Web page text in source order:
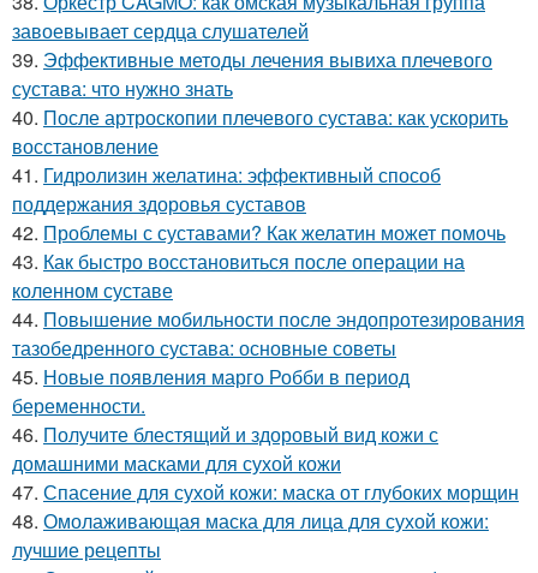
завоевывает сердца слушателей
39. Эффективные методы лечения вывиха плечевого
сустава: что нужно знать
40. После артроскопии плечевого сустава: как ускорить
восстановление
41. Гидролизин желатина: эффективный способ
поддержания здоровья суставов
42. Проблемы с суставами? Как желатин может помочь
43. Как быстро восстановиться после операции на
коленном суставе
44. Повышение мобильности после эндопротезирования
тазобедренного сустава: основные советы
45. Новые появления марго Робби в период
беременности.
46. Получите блестящий и здоровый вид кожи с
домашними масками для сухой кожи
47. Спасение для сухой кожи: маска от глубоких морщин
48. Омолаживающая маска для лица для сухой кожи:
лучшие рецепты